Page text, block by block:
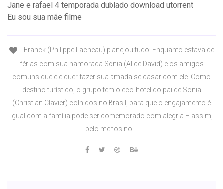
Jane e rafael 4 temporada dublado download utorrent
Eu sou sua mãe filme
Franck (Philippe Lacheau) planejou tudo: Enquanto estava de
férias com sua namorada Sonia (Alice David) e os amigos
comuns que ele quer fazer sua amada se casar com ele. Como
destino turístico, o grupo tem o eco-hotel do pai de Sonia
(Christian Clavier) colhidos no Brasil, para que o engajamento é
igual com a família pode ser comemorado com alegria – assim,
pelo menos no …